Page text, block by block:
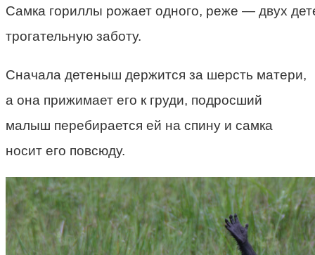
Самка гориллы рожает одного, реже — двух
трогательную заботу.
Сначала детеныш держится за шерсть матери,
а она прижимает его к груди, подросший
малыш перебирается ей на спину и самка
носит его повсюду.